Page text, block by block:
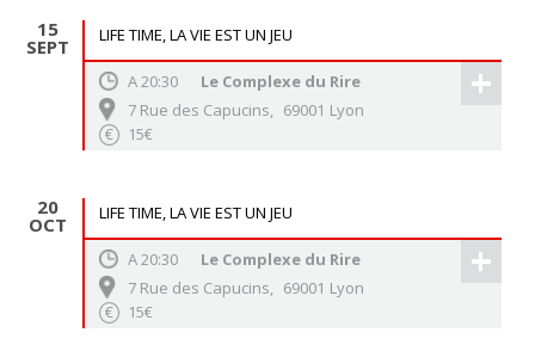
15
SEPT LIFE TIME, LA VIE EST UN JEU
+
A20:30
Le Complexe du Rire
7 Rue des Capucins, 69001 Lyon
€ 15€
20
OCT LIFE TIME, LA VIE EST UN JEU
+
A20:30
Le Complexe du Rire
7 Rue des Capucins, 69001 Lyon
€ 15€